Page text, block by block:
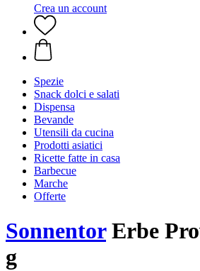
Crea un account
Spezie
Snack dolci e salati
Dispensa
Bevande
Utensili da cucina
Prodotti asiatici
Ricette fatte in casa
Barbecue
Marche
Offerte
SonnentorErbe
g